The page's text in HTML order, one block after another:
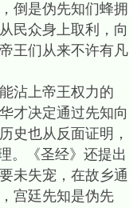
倒是伪先知们蜂拥
民众身上取利，向
王们从来不许有凡
沾上帝王权力的
才决定通过先知向
史也从反面证明，
。《圣经》还提出
未失宠，在故乡通
宫廷先知是伪先